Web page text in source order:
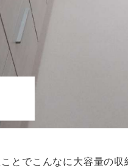
とでこんなに大容量の